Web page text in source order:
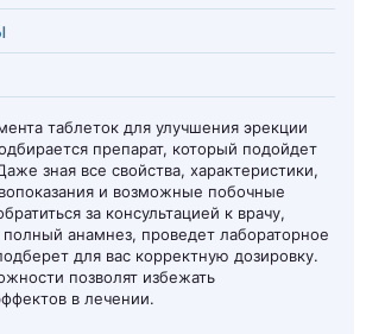
таблеток для улучшения эрекции
препарат, который подойдет
зная все свойства, характеристики,
и возможные побочные
за консультацией к врачу,
анамнез, проведет лабораторное
для вас корректную дозировку.
позволят избежать
в лечении.